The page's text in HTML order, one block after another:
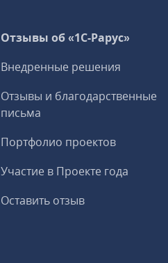
Отзывы об «1С-Рарус»
Внедренные решения
Отзывы и благодарственные
письма
Портфолио проектов
Участие в Проекте года
Оставить отзыв